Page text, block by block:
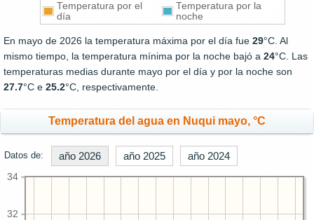
Temperatura por el
día
Temperatura por la
noche
En mayo de 2026 la temperatura máxima por el día fue 29°C. Al
mismo tiempo, la temperatura mínima por la noche bajó a 24°C. Las
temperaturas medias durante mayo por el día y por la noche son
27.7°C e 25.2°C, respectivamente.
Temperatura del agua en Nuqui mayo, °C
Datos de: año 2026 año 2025 año 2024
32
34